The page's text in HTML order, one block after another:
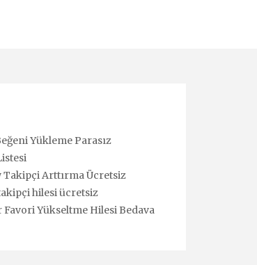
Yükleme Parasız
Takipçi Arttırma Ücretsiz
hilesi ücretsiz
Yükseltme Hilesi Bedava